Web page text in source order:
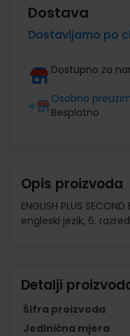
Dostava
Dostavljamo po
Dostupno za
Osobno
Besplatno
Opis proizvoda
ENGLISH PLUS
engleski jezik, 6.
Detalji
Šifra proizvoda
Jedinična mjera